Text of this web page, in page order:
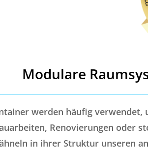
Modulare
werden häufig
Renovierungen oder
in ihrer Struktur unseren